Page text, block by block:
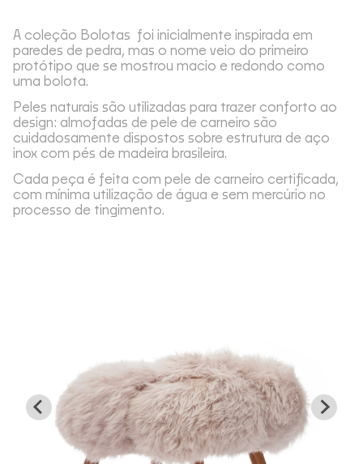
A coleção Bolotas foi inicialmente inspirada em
paredes de pedra, mas o nome veio do primeiro
protótipo que se mostrou macio e redondo como
uma bolota.
Peles naturais são utilizadas para trazer conforto ao
design: almofadas de pele de carneiro são
cuidadosamente dispostos sobre estrutura de aço
inox com pés de madeira brasileira.
Cada peça é feita com pele de carneiro certificada,
com mínima utilização de água e sem mercúrio no
processo de tingimento.